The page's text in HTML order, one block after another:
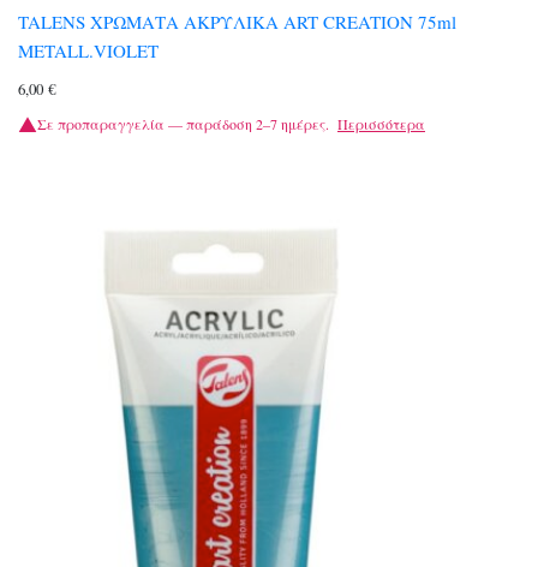
TALENS ΧΡΩΜΑΤΑ ΑΚΡΥΛΙΚΑ ART CREATION 75ml
METALL.VIOLET
6,00 €
Σε προπαραγγελία — παράδοση 2–7 ημέρες. Περισσότερα